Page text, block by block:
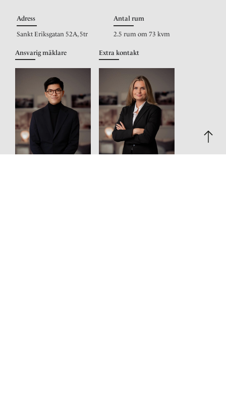
Adress
Sankt Eriksgatan 52A, 5tr
Antal rum
2.5 rum om 73 kvm
Ansvarig mäklare Extra kontakt